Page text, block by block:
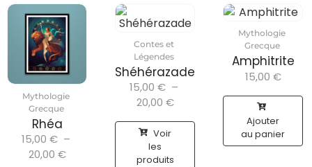
Mythologie
Grecque
Rhéa
15,00 € –
20,00 €
Contes et
Légendes
Shéhérazade
15,00 € –
20,00 €
Voir
les
produits
Mythologie
Grecque
Amphitrite
15,00 €
Ajouter
au panier